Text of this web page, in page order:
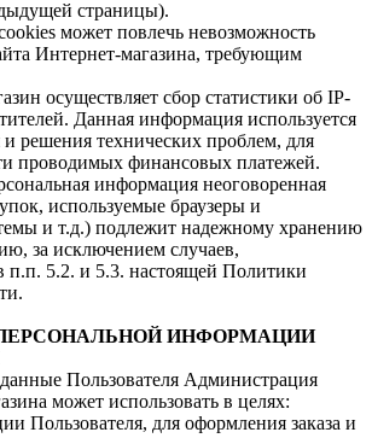
страницы).
может повлечь невозможность
Интернет-магазина, требующим
осуществляет сбор статистики об IP-
Данная информация используется
решения технических проблем, для
проводимых финансовых платежей.
информация неоговоренная
используемые браузеры и
и т.д.) подлежит надежному хранению
за исключением случаев,
п.п. 5.2. и 5.3. настоящей Политики
ИНФОРМАЦИИ
Пользователя Администрация
может использовать в целях:
Пользователя, для оформления заказа и